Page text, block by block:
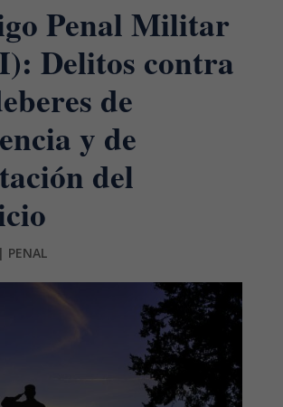
Penal Militar
Delitos contra
de
y de
del
PENAL